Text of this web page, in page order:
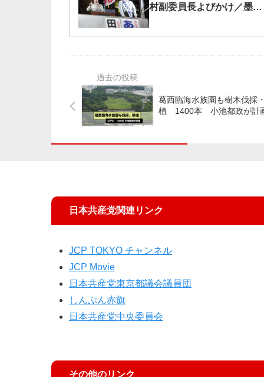
村副委員長よびかけ／墨田
葛西臨海水族園も樹木伐採
植 1400本 小池都政が計
日本共産党関連リンク
JCP TOKYO チャンネル
JCP Movie
日本共産党東京都議会議員団
しんぶん赤旗
日本共産党中央委員会
その他のリンク